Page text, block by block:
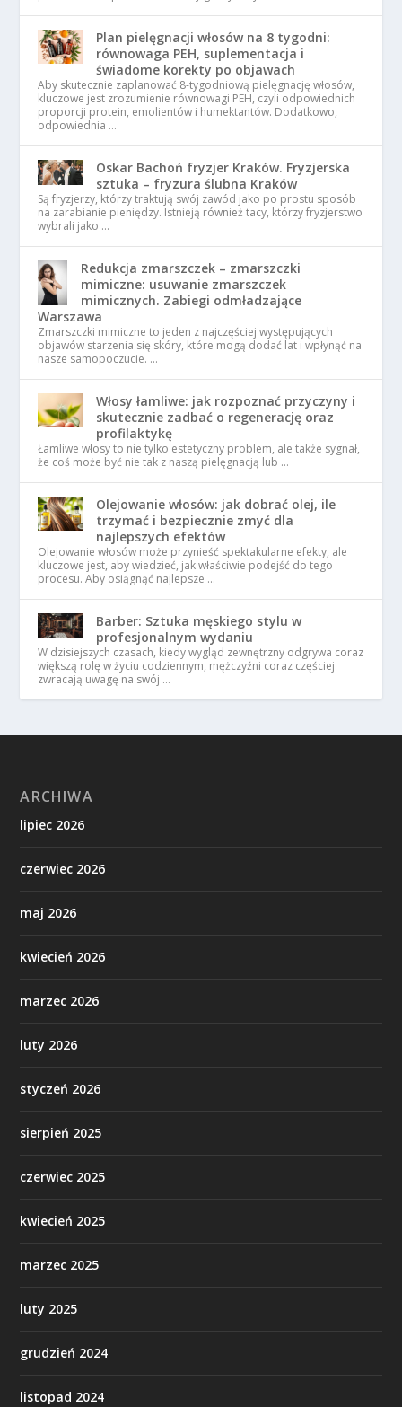
Plan pielęgnacji włosów na 8 tygodni:
równowaga PEH, suplementacja i
świadome korekty po objawach
Aby skutecznie zaplanować 8-tygodniową pielęgnację włosów,
kluczowe jest zrozumienie równowagi PEH, czyli odpowiednich
proporcji protein, emolientów i humektantów. Dodatkowo,
odpowiednia …
Oskar Bachoń fryzjer Kraków. Fryzjerska
sztuka – fryzura ślubna Kraków
Są fryzjerzy, którzy traktują swój zawód jako po prostu sposób
na zarabianie pieniędzy. Istnieją również tacy, którzy fryzjerstwo
wybrali jako …
Redukcja zmarszczek – zmarszczki
mimiczne: usuwanie zmarszczek
mimicznych. Zabiegi odmładzające
Warszawa
Zmarszczki mimiczne to jeden z najczęściej występujących
objawów starzenia się skóry, które mogą dodać lat i wpłynąć na
nasze samopoczucie. …
Włosy łamliwe: jak rozpoznać przyczyny i
skutecznie zadbać o regenerację oraz
profilaktykę
Łamliwe włosy to nie tylko estetyczny problem, ale także sygnał,
że coś może być nie tak z naszą pielęgnacją lub …
Olejowanie włosów: jak dobrać olej, ile
trzymać i bezpiecznie zmyć dla
najlepszych efektów
Olejowanie włosów może przynieść spektakularne efekty, ale
kluczowe jest, aby wiedzieć, jak właściwie podejść do tego
procesu. Aby osiągnąć najlepsze …
Barber: Sztuka męskiego stylu w
profesjonalnym wydaniu
W dzisiejszych czasach, kiedy wygląd zewnętrzny odgrywa coraz
większą rolę w życiu codziennym, mężczyźni coraz częściej
zwracają uwagę na swój …
ARCHIWA
lipiec 2026
czerwiec 2026
maj 2026
kwiecień 2026
marzec 2026
luty 2026
styczeń 2026
sierpień 2025
czerwiec 2025
kwiecień 2025
marzec 2025
luty 2025
grudzień 2024
listopad 2024